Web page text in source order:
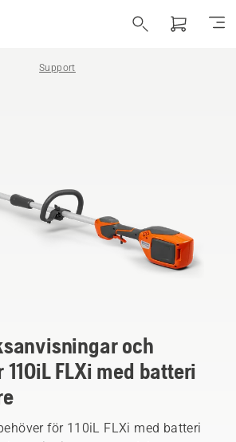
Support
och
FLXi med batteri
för 110iL FLXi med batteri